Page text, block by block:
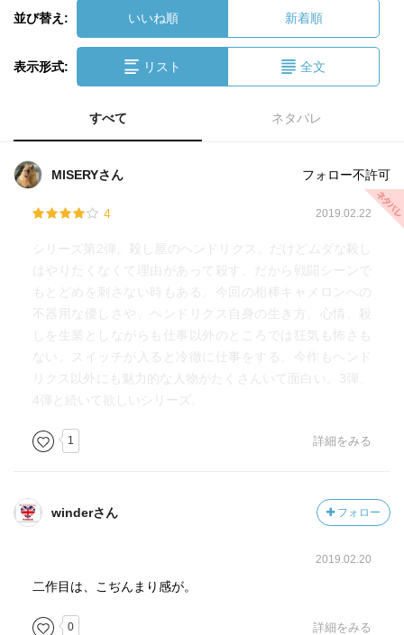
並び替え: いいね順 新着順
表示形式: リスト 全文
すべて ネタバレ
MISERYさん フォロー不許可
4 2019.02.22
シリーズ第2弾。殺し屋のヘンドリクス。だけどムダな殺し
はやりたくなくて理由があって殺す。だから戦闘シーンで
もとどめを刺さない時もある。今回の相棒キャメロンへの
不器用な優しさや、ヘンドリクス自身の生き方、心情、殺
しを生業としながらも仕事以外のところでは狂気も怖さも
ない。スイッチが入ると冷徹に仕事をする。今作もヘンド
リクス以外にも魅力的な人物がたくさんいて面白い。3弾、
4弾と続いて欲しいシリーズ。
1 詳細をみる
winderさん フォロー
2019.02.20
二作目は、こぢんまり感が。
0 詳細をみる